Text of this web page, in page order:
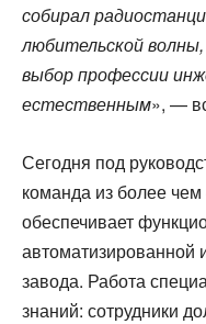
собирал
любительской
выбор профессии
естественным», —
Сегодня под
команда из более чем
обеспечивает
автоматизированной
завода. Работа
знаний: сотрудники